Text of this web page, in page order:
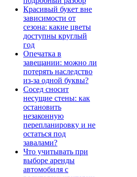
Красивый букет вне
зависимости от
сезона: какие цветы
доступны круглый
год
Опечатка в
завещании: можно ли
потерять наследство
из-за одной буквы?
Сосед сносит
несущие стены: как
остановить
незаконную
перепланировку и не
остаться под
завалами?
Что учитывать при
выборе аренды
автомобиля с